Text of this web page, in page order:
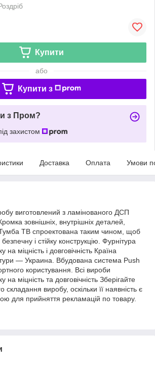
Купити
або
Купити з
з Пром?
захистом
Доставка Оплата Умови
виготовлений з ламінованого ДСП
зовнішніх, внутрішніх деталей,
ТВ спроектована таким чином, щоб
і стійку конструкцію. Фурнітура
на міцність і довговічність Країна
— Украина. Вбудована система Push
користування. Всі вироби
на міцність та довговічність Зберігайте
складання виробу, оскільки її наявність є
для прийняття рекламацій по товару.